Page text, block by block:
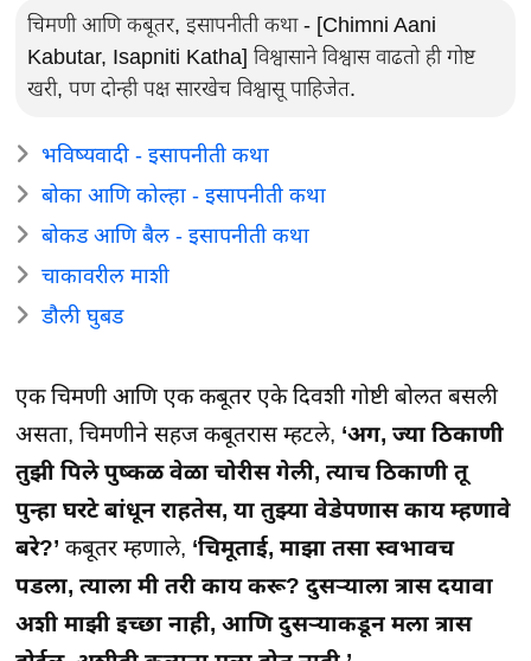
चिमणी आणि कबूतर, इसापनीती कथा - [Chimni Aani
Kabutar, Isapniti Katha] विश्वासाने विश्वास वाढतो ही गोष्ट
खरी, पण दोन्ही पक्ष सारखेच विश्वासू पाहिजेत.
भविष्यवादी - इसापनीती कथा
बोका आणि कोल्हा - इसापनीती कथा
बोकड आणि बैल - इसापनीती कथा
चाकावरील माशी
डौली घुबड
एक चिमणी आणि एक कबूतर एके दिवशी गोष्टी बोलत बसली
असता, चिमणीने सहज कबूतरास म्हटले, ‘अग, ज्या ठिकाणी
तुझी पिले पुष्कळ वेळा चोरीस गेली, त्याच ठिकाणी तू
पुन्हा घरटे बांधून राहतेस, या तुझ्या वेडेपणास काय म्हणावे
बरे?’ कबूतर म्हणाले, ‘चिमूताई, माझा तसा स्वभावच
पडला, त्याला मी तरी काय करू? दुसऱ्याला त्रास दयावा
अशी माझी इच्छा नाही, आणि दुसऱ्याकडून मला त्रास